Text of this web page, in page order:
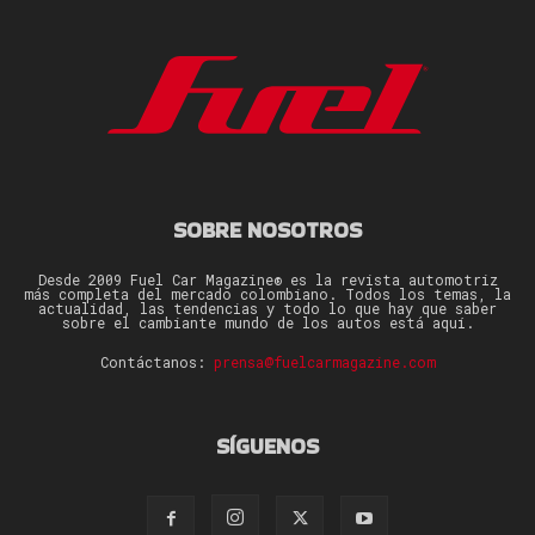
SOBRE NOSOTROS
Desde 2009 Fuel Car Magazine® es la revista automotriz
más completa del mercado colombiano. Todos los temas, la
actualidad, las tendencias y todo lo que hay que saber
sobre el cambiante mundo de los autos está aquí.
Contáctanos: prensa@fuelcarmagazine.com
SÍGUENOS